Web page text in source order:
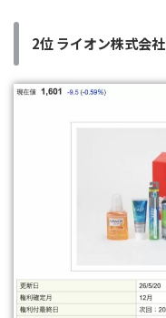
2位 ライオン株式会社